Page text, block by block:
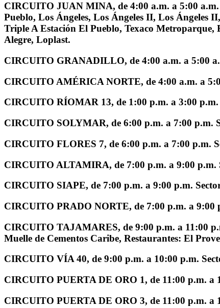
CIRCUITO JUAN MINA, de 4:00 a.m. a 5:00
Pueblo, Los Ángeles, Los Ángeles II, Los
Triple A Estación El Pueblo, Texaco
Alegre, Loplast.
CIRCUITO GRANADILLO, de 4:00 a.m. a 5:00
CIRCUITO AMÉRICA NORTE, de 4:00 a.m. a
CIRCUITO RÍOMAR 13, de 1:00 p.m. a 3:00
CIRCUITO SOLYMAR, de 6:00 p.m. a 7:00 p.m.
CIRCUITO FLORES 7, de 6:00 p.m. a 7:00 p.m.
CIRCUITO ALTAMIRA, de 7:00 p.m. a 9:00 p.m.
CIRCUITO SIAPE, de 7:00 p.m. a 9:00 p.m.
CIRCUITO PRADO NORTE, de 7:00 p.m. a 9:00
CIRCUITO TAJAMARES, de 9:00 p.m. a 11:00
Muelle de Cementos Caribe, Restaurantes: El
CIRCUITO VÍA 40, de 9:00 p.m. a 10:00 p.m.
CIRCUITO PUERTA DE ORO 1, de 11:00 p.m. a
CIRCUITO PUERTA DE ORO 3, de 11:00 p.m. a